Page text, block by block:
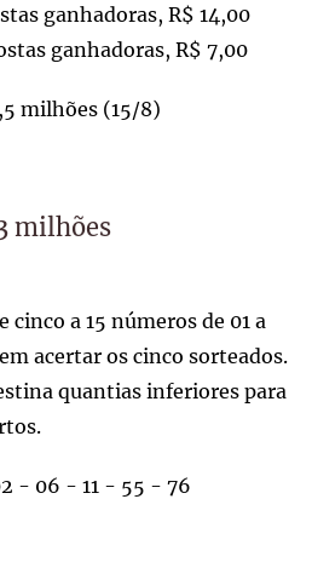
ganhadoras, R$ 14,00
ganhadoras, R$ 7,00
milhões (15/8)
milhões
cinco a 15 números de 01 a
acertar os cinco sorteados.
quantias inferiores para
- 06 - 11 - 55 - 76